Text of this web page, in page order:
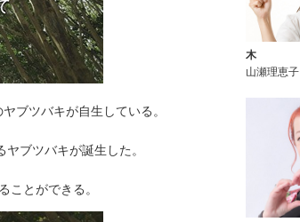
ブツバキが自生している。
ブツバキが誕生した。
ことができる。
木
山瀬理恵子